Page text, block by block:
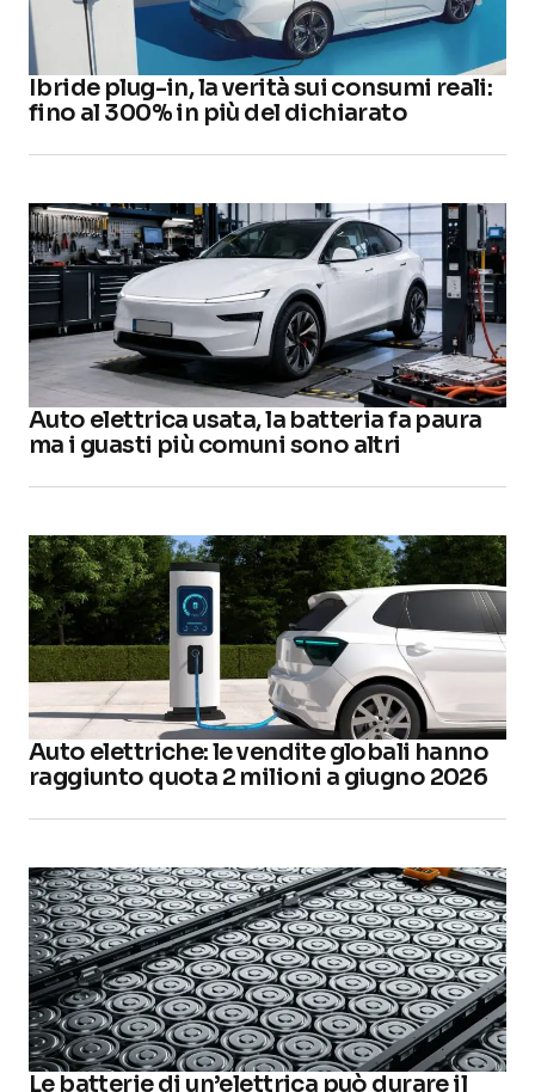
Ibride plug-in, la verità sui consumi reali:
fino al 300% in più del dichiarato
Auto elettrica usata, la batteria fa paura
ma i guasti più comuni sono altri
Auto elettriche: le vendite globali hanno
raggiunto quota 2 milioni a giugno 2026
Le batterie di un’elettrica può durare il